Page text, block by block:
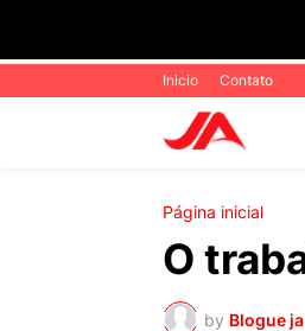
Inicio Contato
Página inicial
O
by Blogue ja